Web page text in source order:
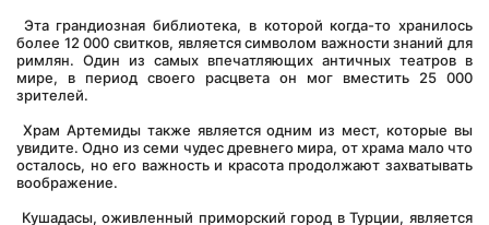
более 12 000 свитков, является символом важности знаний для
римлян. Один из самых впечатляющих античных театров в
мире, в период своего расцвета он мог вместить 25 000
зрителей.
увидите. Одно из семи чудес древнего мира, от храма мало что
осталось, но его важность и красота продолжают захватывать
воображение.